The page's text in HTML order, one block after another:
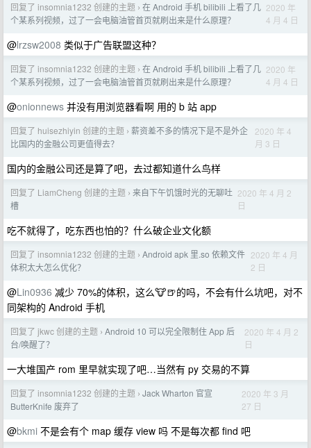
回复了 insomnia1232 创建的主题 › 在 Android 手机 bilibili 上看了几
个某系列视频，过了一会电脑油管首页就刷出来是什么原理？
2020 年
4 月 4 日
@lrzsw2008 类似于广告联盟这种？
回复了 insomnia1232 创建的主题 › 在 Android 手机 bilibili 上看了几
个某系列视频，过了一会电脑油管首页就刷出来是什么原理？
2020 年
4 月 4 日
@onionnews 并没有用浏览器看啊 用的 b 站 app
回复了 huisezhiyin 创建的主题 › 薪资差不多的情况下是不是外企
比国内的金融公司更值得去？
2020 年 4
月 3 日
国内的金融公司还是算了吧，去过都知道什么鸟样
回复了 LiamCheng 创建的主题 › 来自下午饥饿时光的无聊吐
槽
2020 年 4 月 2
日
吃不就得了，吃东西也怕的？什么破企业文化额
回复了 insomnia1232 创建的主题 › Android apk 里.so 依赖文件
体积太大怎么优化？
2020 年 4 月
2 日
@Lin0936 减少 70%的体积，这么🐮🍺的吗，不会有什么坑吧，对不
同架构的 Android 手机
回复了 jkwc 创建的主题 › Android 10 可以完全限制住 App 后
台/唤醒了？
2020 年 4 月 2
日
一大堆国产 rom 里早就实现了吧…当然有 py 交易的不算
回复了 insomnia1232 创建的主题 › Jack Wharton 官宣
ButterKnife 废弃了
2020 年 3 月
27 日
@bkmi 不是会有个 map 缓存 view 吗 不是每次都 find 吧